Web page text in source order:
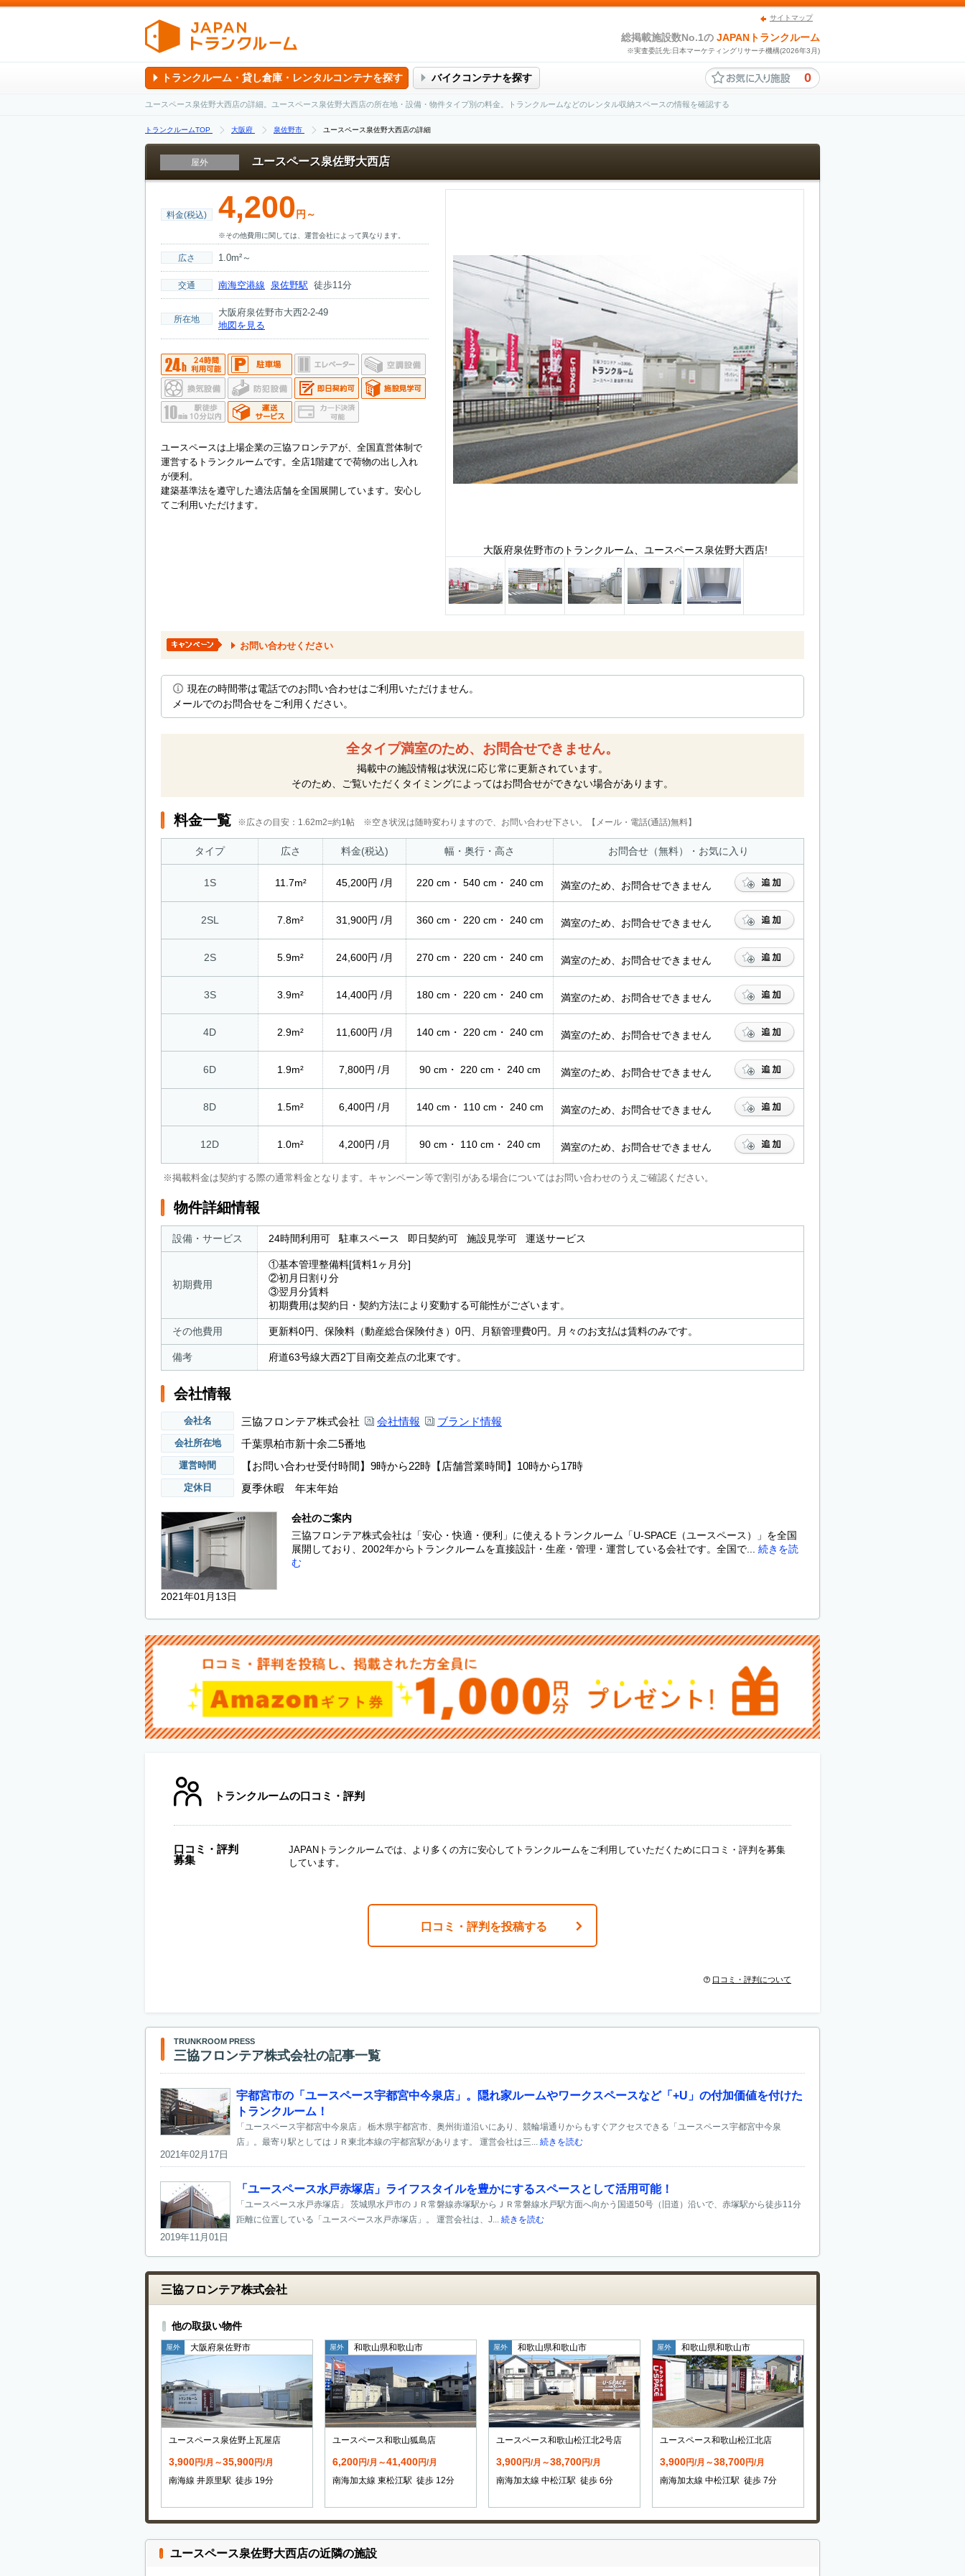
サイトマップ
総掲載施設数No.1の JAPANトランクルーム
※実査委託先:日本マーケティングリサーチ機構(2026年3月)
トランクルーム・貸し倉庫・レンタルコンテナを探す バイクコンテナを探す 0
ユースペース泉佐野大西店の詳細。ユースペース泉佐野大西店の所在地・設備・物件タイプ別の料金。トランクルームなどのレンタル収納スペースの情報を確認する
トランクルームTOP 大阪府 泉佐野市 ユースペース泉佐野大西店の詳細
屋外 ユースペース泉佐野大西店
大阪府泉佐野市のトランクルーム、ユースペース泉佐野大西店!
料金(税込) 4,200 円～
※その他費用に関しては、運営会社によって異なります。
広さ 1.0m²～
交通 南海空港線 泉佐野駅 徒歩11分
所在地
大阪府泉佐野市大西2-2-49
地図を見る
ユースペースは上場企業の三協フロンテアが、全国直営体制で
運営するトランクルームです。全店1階建てで荷物の出し入れ
が便利。
建築基準法を遵守した適法店舗を全国展開しています。安心し
てご利用いただけます。
お問い合わせください
現在の時間帯は電話でのお問い合わせはご利用いただけません。
メールでのお問合せをご利用ください。
全タイプ満室のため、お問合せできません。
掲載中の施設情報は状況に応じ常に更新されています。
そのため、ご覧いただくタイミングによってはお問合せができない場合があります。
料金一覧 ※広さの目安：1.62m2=約1帖 ※空き状況は随時変わりますので、お問い合わせ下さい。【メール・電話(通話)無料】
タイプ 広さ 料金(税込) 幅・奥行・高さ お問合せ（無料）・お気に入り
1S 11.7m² 45,200円 /月 220 cm・ 540 cm・ 240 cm 満室のため、お問合せできません
2SL 7.8m² 31,900円 /月 360 cm・ 220 cm・ 240 cm 満室のため、お問合せできません
2S 5.9m² 24,600円 /月 270 cm・ 220 cm・ 240 cm 満室のため、お問合せできません
3S 3.9m² 14,400円 /月 180 cm・ 220 cm・ 240 cm 満室のため、お問合せできません
4D 2.9m² 11,600円 /月 140 cm・ 220 cm・ 240 cm 満室のため、お問合せできません
6D 1.9m² 7,800円 /月 90 cm・ 220 cm・ 240 cm 満室のため、お問合せできません
8D 1.5m² 6,400円 /月 140 cm・ 110 cm・ 240 cm 満室のため、お問合せできません
12D 1.0m² 4,200円 /月 90 cm・ 110 cm・ 240 cm 満室のため、お問合せできません
※掲載料金は契約する際の通常料金となります。キャンペーン等で割引がある場合についてはお問い合わせのうえご確認ください。
物件詳細情報
設備・サービス 24時間利用可 駐車スペース 即日契約可 施設見学可 運送サービス
初期費用
①基本管理整備料[賃料1ヶ月分]
②初月日割り分
③翌月分賃料
初期費用は契約日・契約方法により変動する可能性がございます。
その他費用 更新料0円、保険料（動産総合保険付き）0円、月額管理費0円。月々のお支払は賃料のみです。
備考 府道63号線大西2丁目南交差点の北東です。
会社情報
会社名 三協フロンテア株式会社 会社情報 ブランド情報
会社所在地 千葉県柏市新十余二5番地
運営時間 【お問い合わせ受付時間】9時から22時【店舗営業時間】10時から17時
定休日 夏季休暇 年末年始
2021年01月13日
会社のご案内
三協フロンテア株式会社は「安心・快適・便利」に使えるトランクルーム「U-SPACE（ユースペース）」を全国
展開しており、2002年からトランクルームを直接設計・生産・管理・運営している会社です。全国で...
続きを読
む
トランクルームの口コミ・評判
口コミ・評判
募集
JAPANトランクルームでは、より多くの方に安心してトランクルームをご利用していただくために口コミ・評判を募集
しています。
口コミ・評判を投稿する
口コミ・評判について
TRUNKROOM PRESS
三協フロンテア株式会社の記事一覧
宇都宮市の「ユースペース宇都宮中今泉店」。隠れ家ルームやワークスペースなど「+U」の付加価値を付けた
トランクルーム！
「ユースペース宇都宮中今泉店」 栃木県宇都宮市、奥州街道沿いにあり、競輪場通りからもすぐアクセスできる「ユースペース宇都宮中今泉
店」。最寄り駅としてはＪＲ東北本線の宇都宮駅があります。 運営会社は三...
続きを読む
2021年02月17日
「ユースペース水戸赤塚店」ライフスタイルを豊かにするスペースとして活用可能！
「ユースペース水戸赤塚店」 茨城県水戸市のＪＲ常磐線赤塚駅からＪＲ常磐線水戸駅方面へ向かう国道50号（旧道）沿いで、赤塚駅から徒歩11分
距離に位置している「ユースペース水戸赤塚店」。 運営会社は、J...
続きを読む
2019年11月01日
三協フロンテア株式会社
他の取扱い物件
屋外 大阪府泉佐野市
ユースペース泉佐野上瓦屋店
3,900円/月～35,900円/月
南海線 井原里駅 徒歩 19分
屋外 和歌山県和歌山市
ユースペース和歌山狐島店
6,200円/月～41,400円/月
南海加太線 東松江駅 徒歩 12分
屋外 和歌山県和歌山市
ユースペース和歌山松江北2号店
3,900円/月～38,700円/月
南海加太線 中松江駅 徒歩 6分
屋外 和歌山県和歌山市
ユースペース和歌山松江北店
3,900円/月～38,700円/月
南海加太線 中松江駅 徒歩 7分
ユースペース泉佐野大西店の近隣の施設